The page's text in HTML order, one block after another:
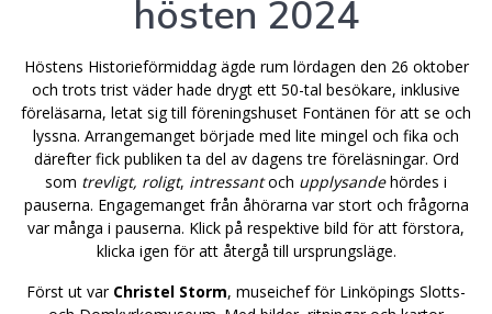
hösten 2024
Höstens Historieförmiddag ägde rum lördagen den 26 oktober
och trots trist väder hade drygt ett 50-tal besökare, inklusive
föreläsarna, letat sig till föreningshuset Fontänen för att se och
lyssna. Arrangemanget började med lite mingel och fika och
därefter fick publiken ta del av dagens tre föreläsningar. Ord
som trevligt, roligt, intressantoch upplysandehördes i
pauserna. Engagemanget från åhörarna var stort och frågorna
var många i pauserna. Klick på respektive bild för att förstora,
klicka igen för att återgå till ursprungsläge.
Först ut var Christel Storm, museichef för Linköpings Slotts-